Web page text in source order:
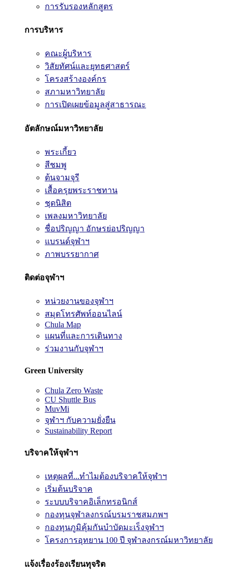
การรับรองหลักสูตร
การบริหาร
คณะผู้บริหาร
วิสัยทัศน์และยุทธศาสตร์
โครงสร้างองค์กร
สภามหาวิทยาลัย
การเปิดเผยข้อมูลสู่สาธารณะ
อัตลักษณ์มหาวิทยาลัย
พระเกี้ยว
สีชมพู
ต้นจามจุรี
เสื้อครุยพระราชทาน
ชุดนิสิต
เพลงมหาวิทยาลัย
ชื่อปริญญา อักษรย่อปริญญา
แบรนด์จุฬาฯ
ภาพบรรยากาศ
ติดต่อจุฬาฯ
หน่วยงานของจุฬาฯ
สมุดโทรศัพท์ออนไลน์
Chula Map
แผนที่และการเดินทาง
ร่วมงานกับจุฬาฯ
Green University
Chula Zero Waste
CU Shuttle Bus
MuvMi
จุฬาฯ กับความยั่งยืน
Sustainability Report
บริจาคให้จุฬาฯ
เหตุผลที่...ทำไมต้องบริจาคให้จุฬาฯ
เริ่มต้นบริจาค
ระบบบริจาคอิเล็กทรอนิกส์
กองทุนจุฬาลงกรณ์บรมราชสมภพฯ
กองทุนภูมิคุ้มกันบำบัดมะเร็งจุฬาฯ
โครงการอุทยาน 100 ปี จุฬาลงกรณ์มหาวิทยาลัย
แจ้งเรื่องร้องเรียนทุจริต